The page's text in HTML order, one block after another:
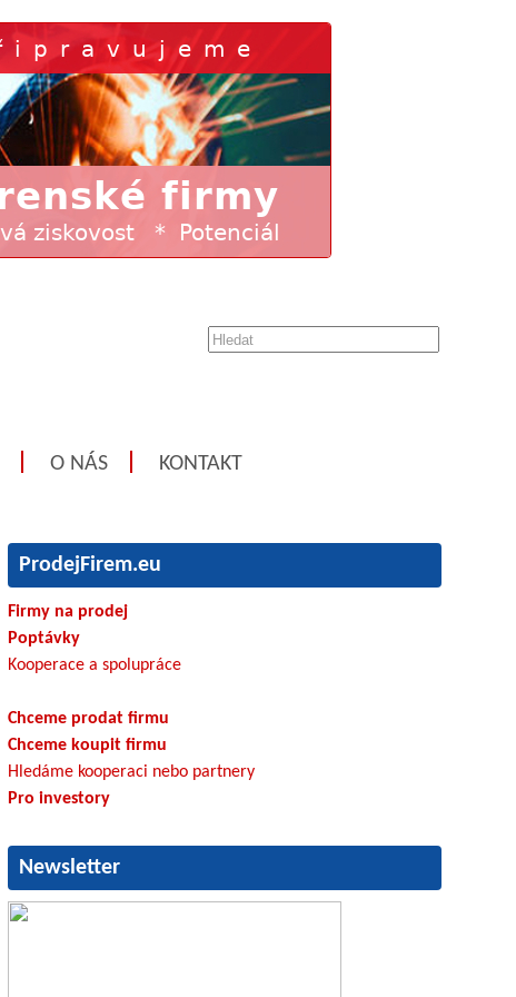
O NÁS KONTAKT
ProdejFirem.eu
Firmy na prodej
Poptávky
Kooperace a spolupráce
Chceme prodat firmu
Chceme koupit firmu
Hledáme kooperaci nebo partnery
Pro investory
Newsletter